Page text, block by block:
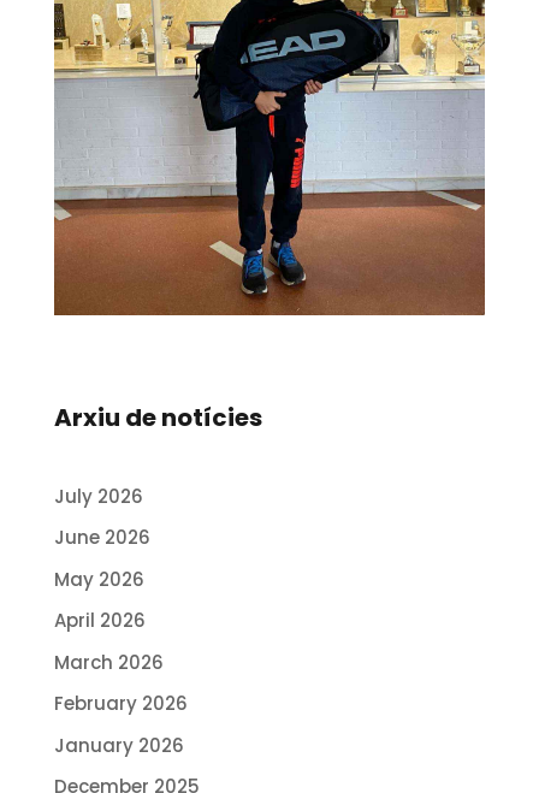
Arxiu de notícies
July 2026
June 2026
May 2026
April 2026
March 2026
February 2026
January 2026
December 2025